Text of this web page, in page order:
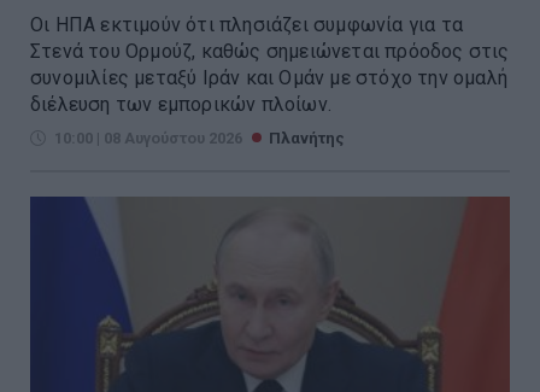
Οι ΗΠΑ εκτιμούν ότι πλησιάζει συμφωνία για τα
Στενά του Ορμούζ, καθώς σημειώνεται πρόοδος στις
συνομιλίες μεταξύ Ιράν και Ομάν με στόχο την ομαλή
διέλευση των εμπορικών πλοίων.
10:00 | 08 Αυγούστου 2026 Πλανήτης